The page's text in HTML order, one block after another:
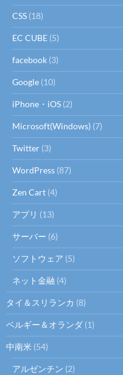
CSS (18)
EC CUBE (5)
facebook (3)
Google (10)
iPhone・iOS (2)
Microsoft(Windows) (7)
Twitter (3)
WordPress (87)
Zen Cart (4)
アプリ (13)
サーバー (6)
ソフトウェア (5)
ネット金融 (4)
タイ＆スリランカ (8)
ベルギー＆オランダ (1)
中南米 (54)
アルゼンチン (2)